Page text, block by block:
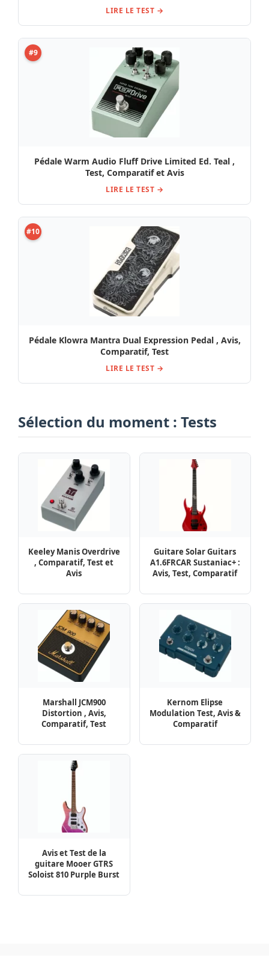
LIRE LE TEST →
#9
Pédale Warm Audio Fluff Drive Limited Ed. Teal ,
Test, Comparatif et Avis
LIRE LE TEST →
#10
Pédale Klowra Mantra Dual Expression Pedal , Avis,
Comparatif, Test
LIRE LE TEST →
Sélection du moment : Tests
Keeley Manis Overdrive
, Comparatif, Test et
Avis
Guitare Solar Guitars
A1.6FRCAR Sustaniac+ :
Avis, Test, Comparatif
Marshall JCM900
Distortion , Avis,
Comparatif, Test
Kernom Elipse
Modulation Test, Avis &
Comparatif
Avis et Test de la
guitare Mooer GTRS
Soloist 810 Purple Burst